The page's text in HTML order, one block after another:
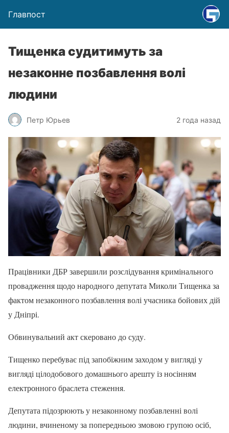
Главпост
Тищенка судитимуть за
незаконне позбавлення волі
людини
Петр Юрьев 2 года назад
Працівники ДБР завершили розслідування кримінального
провадження щодо народного депутата Миколи Тищенка за
фактом незаконного позбавлення волі учасника бойових дій
у Дніпрі.
Обвинувальний акт скеровано до суду.
Тищенко перебуває під запобіжним заходом у вигляді у
вигляді цілодобового домашнього арешту із носінням
електронного браслета стеження.
Депутата підозрюють у незаконному позбавленні волі
людини, вчиненому за попередньою змовою групою осіб,